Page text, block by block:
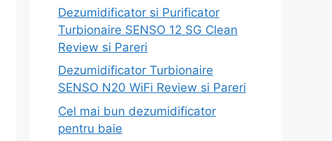
Dezumidificator si Purificator
Turbionaire SENSO 12 SG Clean
Review si Pareri
Dezumidificator Turbionaire
SENSO N20 WiFi Review si Pareri
Cel mai bun dezumidificator
pentru baie